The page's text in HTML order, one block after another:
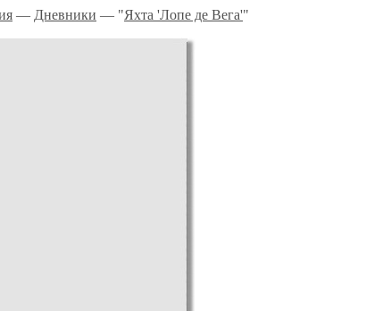
— Дневники — "Яхта 'Лопе де Вега'"